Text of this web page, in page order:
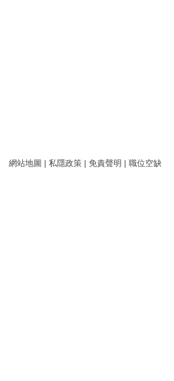
網站地圖 | 私隱政策 | 免責聲明 | 職位空缺